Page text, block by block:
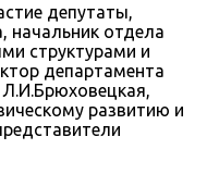
депутаты,
начальник отдела
структурами и
департамента
Л.И.Брюховецкая,
развитию и